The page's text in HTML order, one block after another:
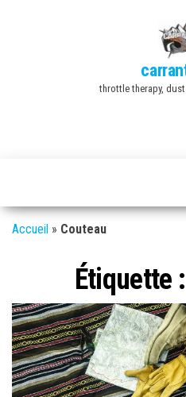
throttle therapy,
Accueil » Couteau
Étiquette :